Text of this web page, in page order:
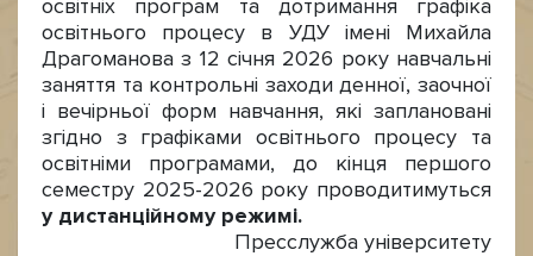
освітніх програм та дотримання графіка
освітнього процесу в УДУ імені Михайла
Драгоманова з 12 січня 2026 року навчальні
заняття та контрольні заходи денної, заочної
і вечірньої форм навчання, які заплановані
згідно з графіками освітнього процесу та
освітніми програмами, до кінця першого
семестру 2025-2026 року проводитимуться
у дистанційному режимі.
Пресслужба університету